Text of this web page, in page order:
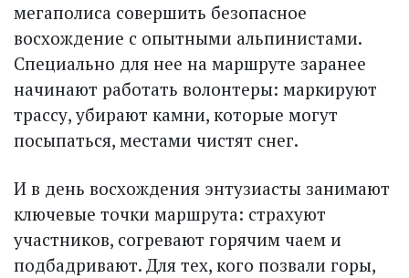
мегаполиса совершить безопасное
восхождение с опытными альпинистами.
Специально для нее на маршруте заранее
начинают работать волонтеры: маркируют
трассу, убирают камни, которые могут
посыпаться, местами чистят снег.
И в день восхождения энтузиасты занимают
ключевые точки маршрута: страхуют
участников, согревают горячим чаем и
подбадривают. Для тех, кого позвали горы,